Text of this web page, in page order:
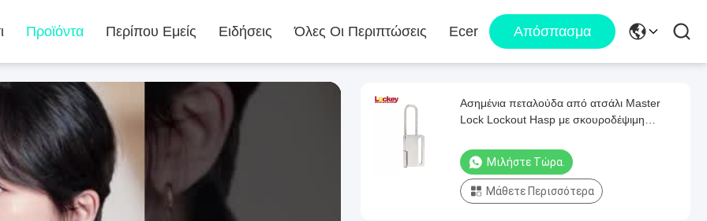
Προϊόντα Περίπου Εμείς Ειδήσεις Όλες Οι Περιπτώσεις Ecer Απόσπασμα
Ασημένια πεταλούδα από ατσάλι Master
Lock Lockout Hasp με σκουροδέψιμη
Μιλήστε Τώρα.
Μάθετε Περισσότερα